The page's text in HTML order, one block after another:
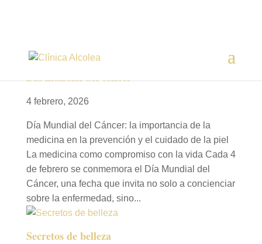
Día mundial del cáncer
4 febrero, 2026
Día Mundial del Cáncer: la importancia de la
medicina en la prevención y el cuidado de la piel
La medicina como compromiso con la vida Cada 4
de febrero se conmemora el Día Mundial del
Cáncer, una fecha que invita no solo a concienciar
sobre la enfermedad, sino...
Secretos de belleza